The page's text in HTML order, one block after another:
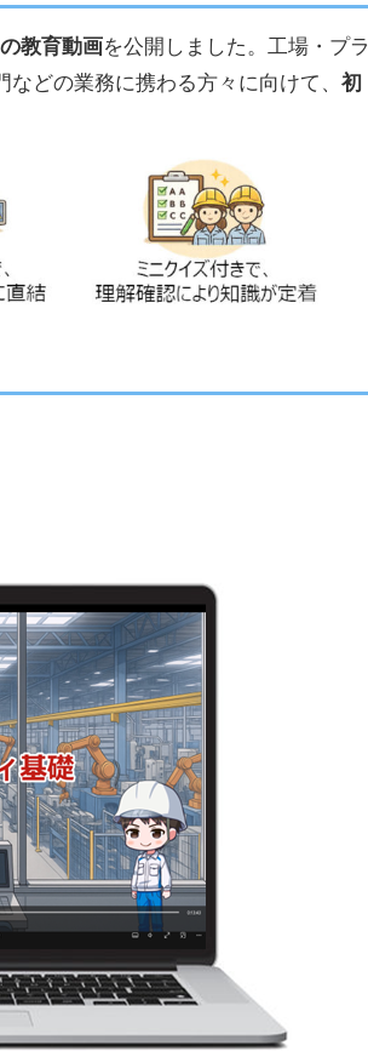
教育動画を公開しました。工場・プラ
などの業務に携わる方々に向けて、初